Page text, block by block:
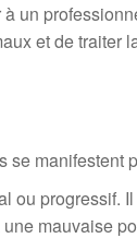
un
et de traiter
se
ou
mauvaise